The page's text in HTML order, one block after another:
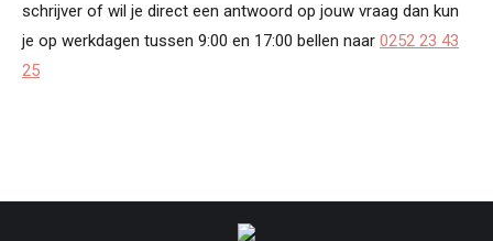
schrijver of wil je direct een antwoord op jouw vraag dan kun
je op werkdagen tussen 9:00 en 17:00 bellen naar 0252 23 43
25